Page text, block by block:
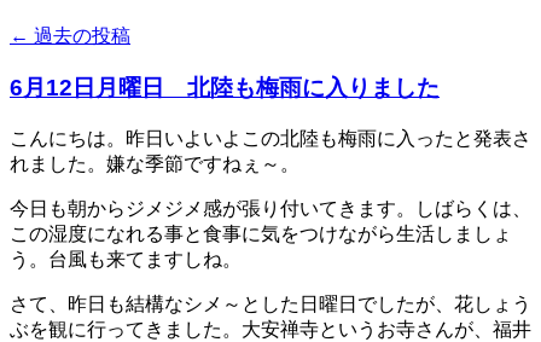
← 過去の投稿
6月12日月曜日 北陸も梅雨に入りました
こんにちは。昨日いよいよこの北陸も梅雨に入ったと発表さ
れました。嫌な季節ですねぇ～。
今日も朝からジメジメ感が張り付いてきます。しばらくは、
この湿度になれる事と食事に気をつけながら生活しましょ
う。台風も来てますしね。
さて、昨日も結構なシメ～とした日曜日でしたが、花しょう
ぶを観に行ってきました。大安禅寺というお寺さんが、福井